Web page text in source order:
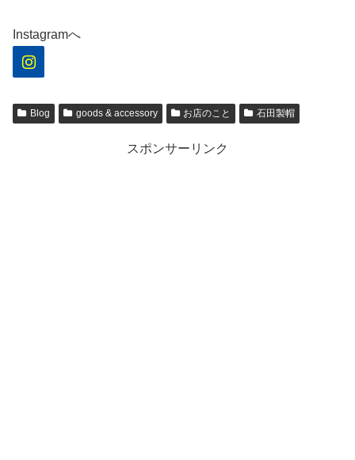
Instagramへ
Blog goods & accessory お店のこと 石田製帽
スポンサーリンク